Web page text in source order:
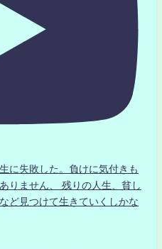
に失敗した。負けに気付きも
りません、 残りの人生、貧し
ど見つけて生きていくしかな